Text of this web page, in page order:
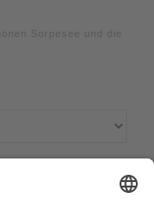
Sorpesee und die